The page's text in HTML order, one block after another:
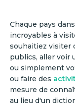
Chaque pays
incroyables à
souhaitiez visiter
publics, aller voir
ou simplement
ou faire des
mesure de
au lieu d'un